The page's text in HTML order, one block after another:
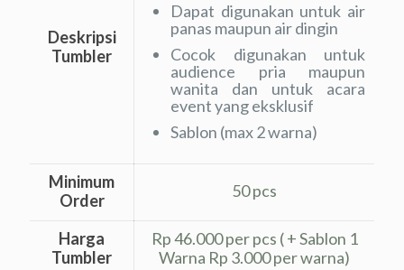
Deskripsi
Tumbler
Dapat digunakan untuk air
panas maupun air dingin
Cocok digunakan untuk
audience pria maupun
wanita dan untuk acara
event yang eksklusif
Sablon (max 2 warna)
Minimum
Order
50 pcs
Harga
Tumbler
Rp 46.000 per pcs ( + Sablon 1
Warna Rp 3.000 per warna)